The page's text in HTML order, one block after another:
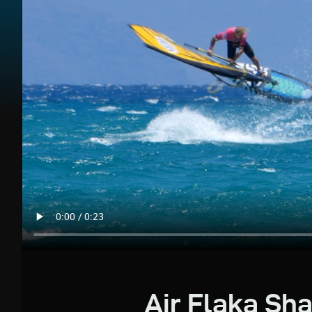
Air Flaka